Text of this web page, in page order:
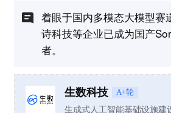
着眼于国内多模态大模型赛
诗科技等企业已成为国产
者。
生数科技 A+轮
生成式人工智能基础设施建